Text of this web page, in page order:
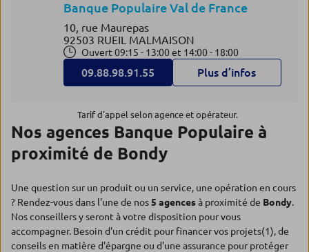
Banque Populaire Val de France
10, rue Maurepas
92503 RUEIL MALMAISON
Ouvert 09:15 - 13:00 et 14:00 - 18:00
09.88.98.91.55 Plus d’infos
Tarif d'appel selon agence et opérateur.
Nos agences Banque Populaire à
proximité de Bondy
Une question sur un produit ou un service, une opération en cours
? Rendez-vous dans l'une de nos5 agencesà proximité de Bondy.
Nos conseillers y seront à votre disposition pour vous
accompagner. Besoin d'un crédit pour financer vos projets(1), de
conseils en matière d'épargne ou d'une assurance pour protéger